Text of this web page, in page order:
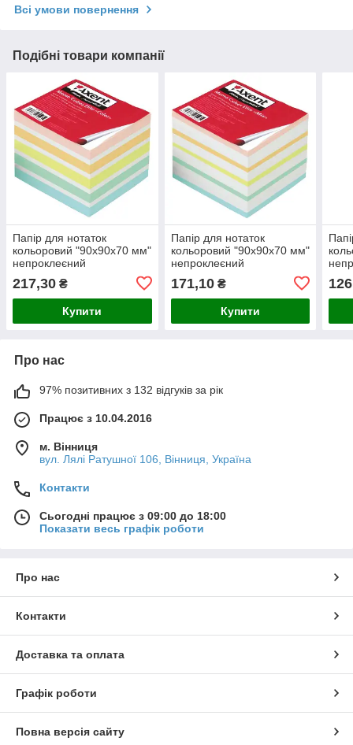
Всі умови повернення
Подібні товари компанії
Папір для нотаток
кольоровий "90х90х70 мм"
непроклеєний
217,30 ₴
Купити
Папір для нотаток
кольоровий "90х90х70 мм"
непроклеєний
171,10₴
Купити
Про нас
97% позитивних з 132 відгуків за рік
Працює з 10.04.2016
м. Вінниця
вул. Лялі Ратушної 106, Вінниця, Україна
Контакти
Сьогодні працює з 09:00 до 18:00
Показати весь графік роботи
Про нас
Контакти
Доставка та оплата
Графік роботи
Повна версія сайту